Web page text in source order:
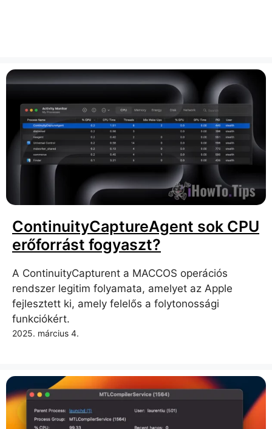
ContinuityCaptureAgent sok CPU
erőforrást fogyaszt?
A ContinuityCapturent a MACCOS operációs
rendszer legitim folyamata, amelyet az Apple
fejlesztett ki, amely felelős a folytonossági
funkciókért.
2025. március 4.